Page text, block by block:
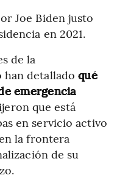
Joe Biden justo
en 2021.
de la
han detalladoqué
emergencia
que está
en servicio activo
la frontera
de su